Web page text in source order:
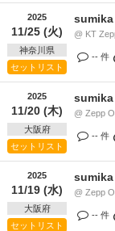
2025
11/25 (火)
神奈川県
セットリスト
sumika
@ KT
-- 件
2025
11/20 (木)
大阪府
セットリスト
sumika
@ Zepp
-- 件
2025
11/19 (水)
大阪府
セットリスト
sumika
@ Zepp
-- 件